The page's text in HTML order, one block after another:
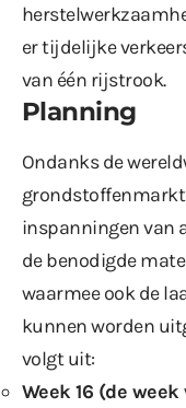
er tijdelijke
van één rijstrook.
Planning
Ondanks de
inspanningen van
de benodigde
waarmee ook de
kunnen worden
volgt uit:
Week 16 (de